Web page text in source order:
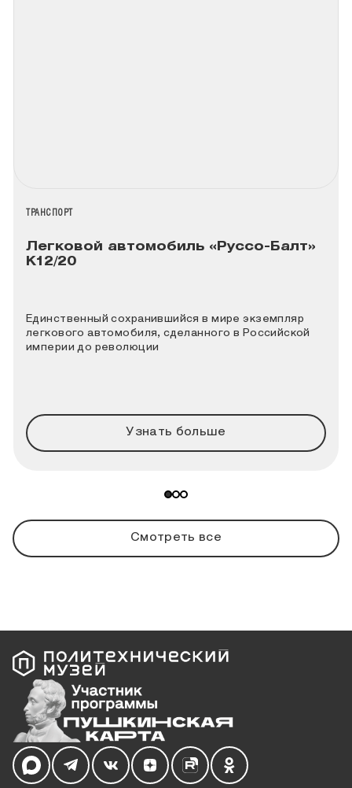
НАЗВАНИЕ КОЛЛЕКЦИИ
ТРАНСПОРТ
Легковой автомобиль «Руссо-Балт»
К12/20
Единственный сохранившийся в мире экземпляр
легкового автомобиля, сделанного в Российской
империи до революции
Узнать больше
Смотреть все
Мы в социальных сетях